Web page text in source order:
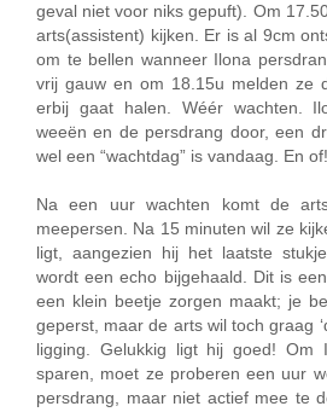
geval niet voor niks gepuft). Om
arts(assistent) kijken. Er is al 9cm
om te bellen wanneer Ilona
vrij gauw en om 18.15u melden ze
erbij gaat halen. Wéér wachten.
weeën en de persdrang door, een
wel een “wachtdag” is vandaag. En of!
Na een uur wachten komt de
meepersen. Na 15 minuten wil ze
ligt, aangezien hij het laatste
wordt een echo bijgehaald. Dit is
een klein beetje zorgen maakt; je
geperst, maar de arts wil toch graag
ligging. Gelukkig ligt hij goed! Om
sparen, moet ze proberen een uur
persdrang, maar niet actief mee te